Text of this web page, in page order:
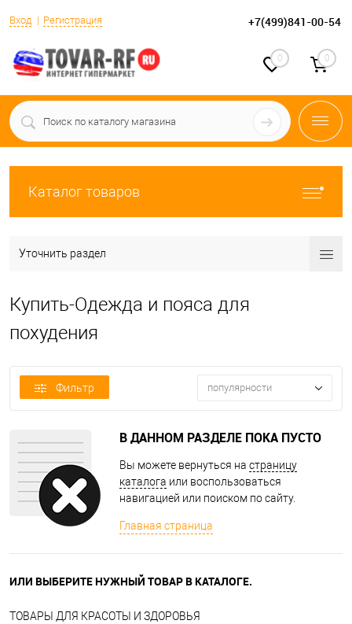
Вход Регистрация +7(499)841-00-54
0 0
Каталог товаров
Уточнить раздел
Купить-Одежда и пояса для
похудения
Фильтр популярности
В ДАННОМ РАЗДЕЛЕ ПОКА ПУСТО
Вы можете вернуться на страницу
каталога или воспользоваться
навигацией или поиском по сайту.
Главная страница
ИЛИ ВЫБЕРИТЕ НУЖНЫЙ ТОВАР В КАТАЛОГЕ.
ТОВАРЫ ДЛЯ КРАСОТЫ И ЗДОРОВЬЯ